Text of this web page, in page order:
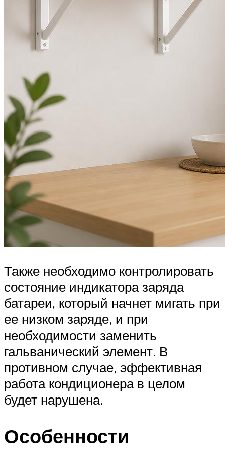
Также необходимо контролировать
состояние индикатора заряда
батареи, который начнет мигать при
ее низком заряде, и при
необходимости заменить
гальванический элемент. В
противном случае, эффективная
работа кондиционера в целом
будет нарушена.
Особенности